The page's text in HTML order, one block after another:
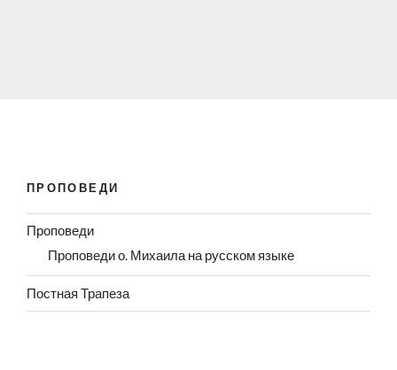
ПРОПОВЕДИ
Проповеди
Проповеди о. Михаила на русском языке
Постная Трапеза